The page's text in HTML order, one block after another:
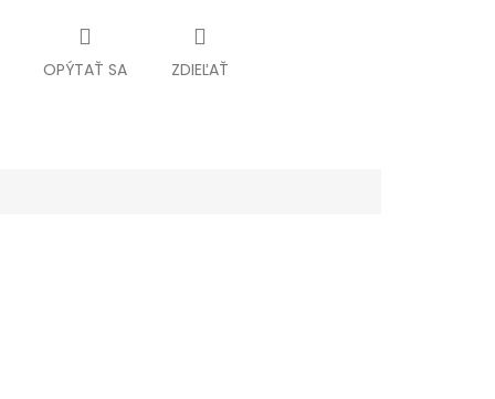
OPÝTAŤ SA ZDIEĽAŤ